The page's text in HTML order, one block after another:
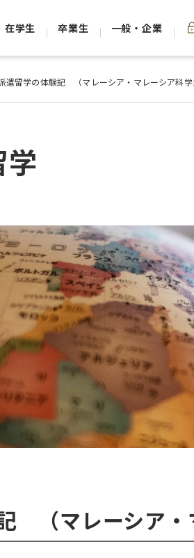
在学生 卒業生 一般・企業
遣留学の体験記 （マレーシア・マレーシア科
学
（マレーシア